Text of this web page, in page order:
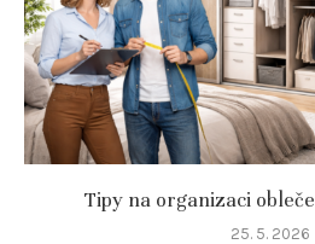
Tipy na organizaci
25. 5. 2026